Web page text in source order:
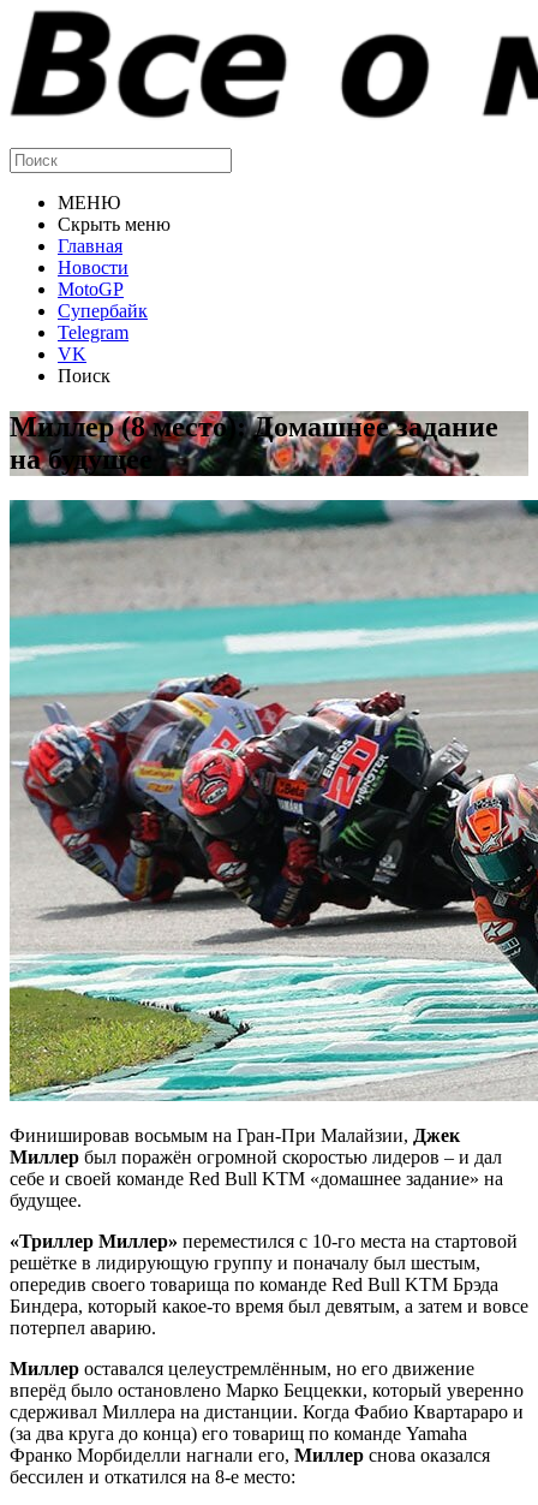
МЕНЮ
Скрыть меню
Главная
Новости
MotoGP
Супербайк
Telegram
VK
Поиск
Миллер (8 место): Домашнее задание
на будущее
Финишировав восьмым на Гран-При Малайзии, Джек
Миллер был поражён огромной скоростью лидеров – и дал
себе и своей команде Red Bull KTM «домашнее задание» на
будущее.
«Триллер Миллер» переместился с 10-го места на стартовой
решётке в лидирующую группу и поначалу был шестым,
опередив своего товарища по команде Red Bull KTM Брэда
Биндера, который какое-то время был девятым, а затем и вовсе
потерпел аварию.
Миллер оставался целеустремлённым, но его движение
вперёд было остановлено Марко Беццекки, который уверенно
сдерживал Миллера на дистанции. Когда Фабио Квартараро и
(за два круга до конца) его товарищ по команде Yamaha
Франко Морбиделли нагнали его, Миллер снова оказался
бессилен и откатился на 8-е место: